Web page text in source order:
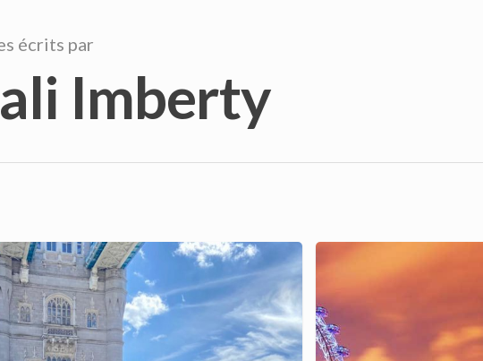
écrits par
Imberty